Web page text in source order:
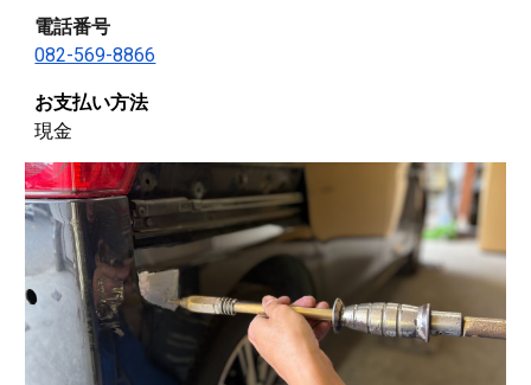
電話番号
082-569-8866
お支払い方法
現金